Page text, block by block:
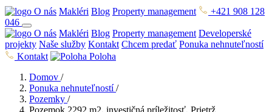
O nás Makléri Blog Property management
+421 908 128
046
O nás Makléri Blog Property management Developerské
projekty Naše služby Kontakt Chcem predať Ponuka nehnuteľností
Kontakt
Poloha
Domov /
Ponuka nehnuteľností /
Pozemky /
Pozemok 2292 m2, investičná príležitosť, Prietrž